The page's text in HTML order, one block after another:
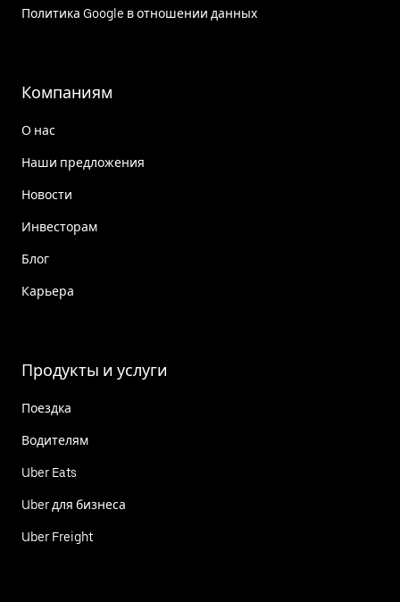
Политика Google в отношении данных
Компаниям
О нас
Наши предложения
Новости
Инвесторам
Блог
Карьера
Продукты и услуги
Поездка
Водителям
Uber Eats
Uber для бизнеса
Uber Freight